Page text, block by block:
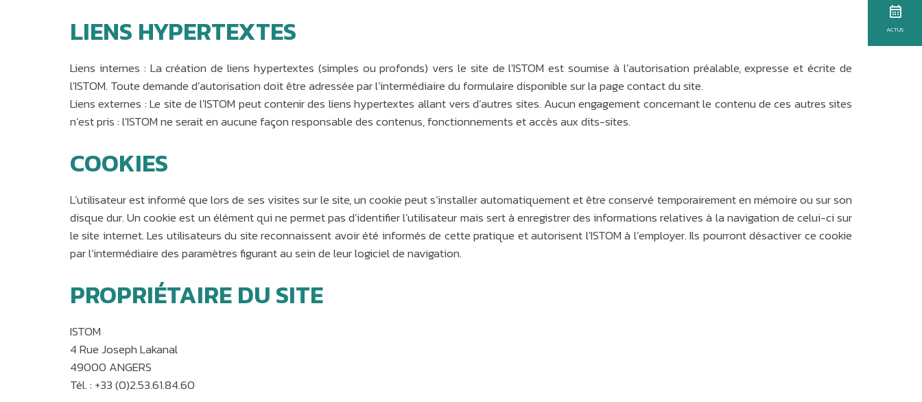
ACTUS
LIENS HYPERTEXTES
Liens internes : La création de liens hypertextes (simples ou profonds) vers le site de l'ISTOM est soumise à l’autorisation préalable, expresse et écrite de
l'ISTOM. Toute demande d’autorisation doit être adressée par l’intermédiaire du formulaire disponible sur la page contact du site.
Liens externes : Le site de l'ISTOM peut contenir des liens hypertextes allant vers d’autres sites. Aucun engagement concernant le contenu de ces autres sites
n’est pris : l'ISTOM ne serait en aucune façon responsable des contenus, fonctionnements et accès aux dits-sites.
COOKIES
L’utilisateur est informé que lors de ses visites sur le site, un cookie peut s’installer automatiquement et être conservé temporairement en mémoire ou sur son
disque dur. Un cookie est un élément qui ne permet pas d’identifier l’utilisateur mais sert à enregistrer des informations relatives à la navigation de celui-ci sur
le site internet. Les utilisateurs du site reconnaissent avoir été informés de cette pratique et autorisent l'ISTOM à l’employer. Ils pourront désactiver ce cookie
par l’intermédiaire des paramètres figurant au sein de leur logiciel de navigation.
PROPRIÉTAIRE DU SITE
ISTOM
4 Rue Joseph Lakanal
49000 ANGERS
Tél. : +33 (0)2.53.61.84.60